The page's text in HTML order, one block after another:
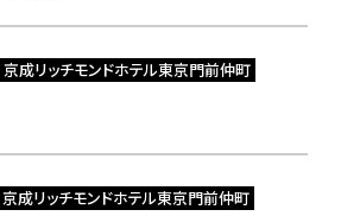
京成リッチモンドホテル東京門前仲町
京成リッチモンドホテル東京門前仲町